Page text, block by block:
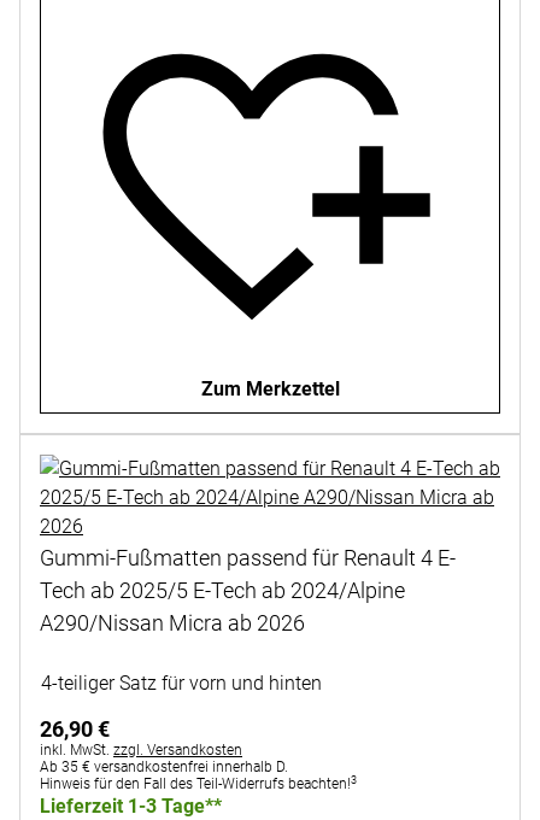
Zum Merkzettel
Gummi-Fußmatten passend für Renault 4 E-
Tech ab 2025/5 E-Tech ab 2024/Alpine
A290/Nissan Micra ab 2026
4-teiliger Satz für vorn und hinten
26,90€
Steuerhinweis:
inkl. MwSt. zzgl. Versandkosten
Ab 35 € versandkostenfrei innerhalb D.
Hinweis für den Fall des Teil-Widerrufs beachten!3
Lieferzeit 1-3 Tage**